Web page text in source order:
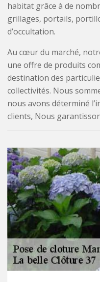
habitat grâce à de
grillages, portails,
d’occultation.
Au cœur du marché,
une offre de produits
destination des
collectivités. Nous
nous avons déterminé
clients, Nous